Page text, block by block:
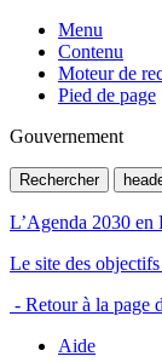
Menu
Contenu
Moteur de
Pied de page
Gouvernement
Rechercher
L’Agenda 2030 en
Le site des
- Retour à la page
Aide